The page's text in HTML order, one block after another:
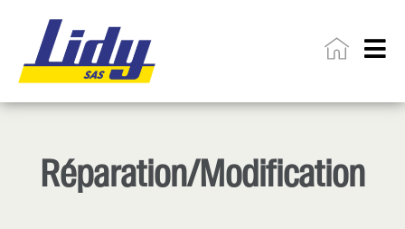
Réparation/Modification